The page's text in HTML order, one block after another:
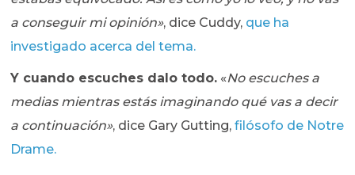
a conseguir mi opinión», dice Cuddy, que ha
investigado acerca del tema.
Y cuando escuches dalo todo. «No escuches a
medias mientras estás imaginando qué vas a decir
a continuación», dice Gary Gutting,filósofo de Notre
Drame.